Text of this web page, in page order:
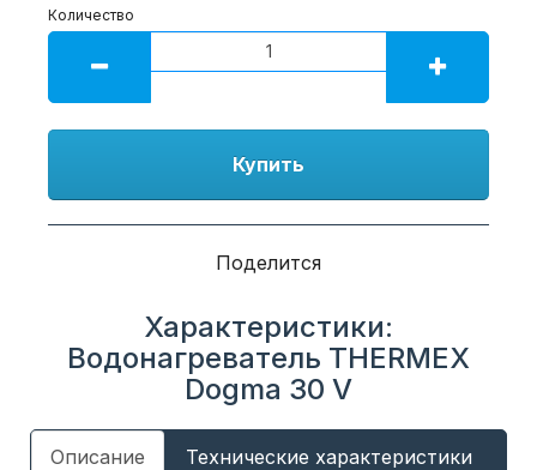
Количество
Купить
Поделится
Характеристики:
Водонагреватель THERMEX
Dogma 30 V
Описание Технические характеристики